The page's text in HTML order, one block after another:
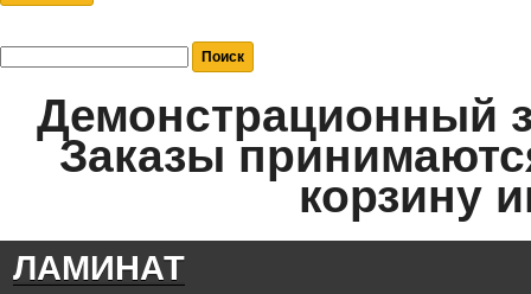
Демонстрационный
Заказы
корзину
ЛАМИНАТ